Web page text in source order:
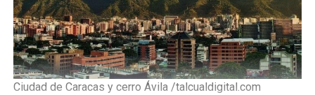
Ciudad de Caracas y cerro Ávila /talcualdigital.com